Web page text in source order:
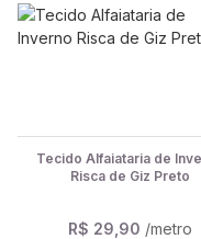
Tecido Alfaiataria de
Risca de Giz Preto
R$ 29,90 /metro